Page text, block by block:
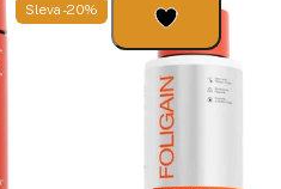
Sleva -20%